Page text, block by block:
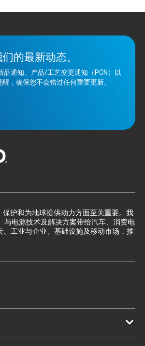
的最新动态。
品通知、产品/工艺变更通知（PCN）以
醒，确保您不会错过任何重要更新。
保护和为地球提供动力方面至关重要。我
与电源技术及解决方案带给汽车、消费电
、工业与企业、基础设施及移动市场，推